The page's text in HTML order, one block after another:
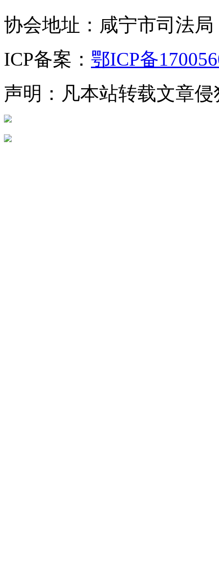
协会地址：咸宁市司法
ICP备案： 鄂ICP备
声明：凡本站转载文章